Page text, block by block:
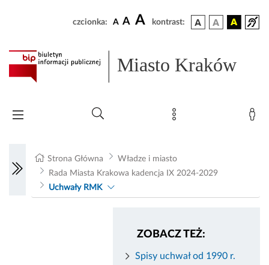
czcionka: A A A kontrast:
Miasto Kraków
Strona Główna
Władze i miasto
Rada Miasta Krakowa kadencja IX 2024-2029
Uchwały RMK
ZOBACZ TEŻ:
Spisy uchwał od 1990 r.